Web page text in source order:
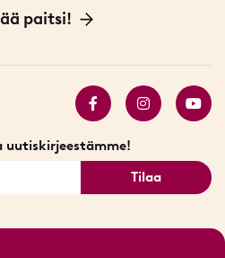
Tukholmassa
paitsi!
älykkäät tuotteet
uutiskirjeestämme!
Tilaa